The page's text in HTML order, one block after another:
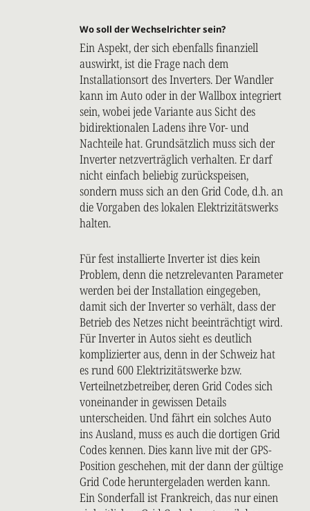
Wo soll der Wechselrichter sein?
Ein Aspekt, der sich ebenfalls finanziell
auswirkt, ist die Frage nach dem
Installationsort des Inverters. Der Wandler
kann im Auto oder in der Wallbox integriert
sein, wobei jede Variante aus Sicht des
bidirektionalen Ladens ihre Vor- und
Nachteile hat. Grundsätzlich muss sich der
Inverter netzverträglich verhalten. Er darf
nicht einfach beliebig zurückspeisen,
sondern muss sich an den Grid Code, d.h. an
die Vorgaben des lokalen Elektrizitätswerks
halten.
Für fest installierte Inverter ist dies kein
Problem, denn die netzrelevanten Parameter
werden bei der Installation eingegeben,
damit sich der Inverter so verhält, dass der
Betrieb des Netzes nicht beeinträchtigt wird.
Für Inverter in Autos sieht es deutlich
komplizierter aus, denn in der Schweiz hat
es rund 600 Elektrizitätswerke bzw.
Verteilnetzbetreiber, deren Grid Codes sich
voneinander in gewissen Details
unterscheiden. Und fährt ein solches Auto
ins Ausland, muss es auch die dortigen Grid
Codes kennen. Dies kann live mit der GPS-
Position geschehen, mit der dann der gültige
Grid Code heruntergeladen werden kann.
Ein Sonderfall ist Frankreich, das nur einen